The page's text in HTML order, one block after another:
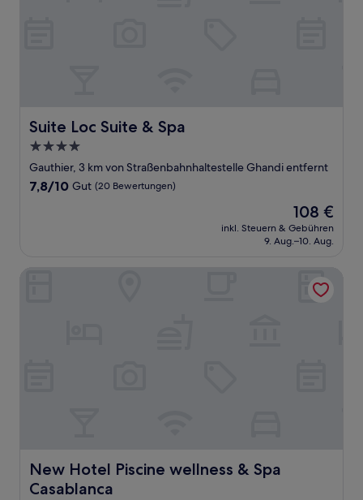
Suite Loc Suite & Spa
Suite Loc Suite & Spa
4.0-
Sterne-
Unterkunft
Gauthier, 3 km von Straßenbahnhaltestelle Ghandi entfernt
7.8
7,8/10 Gut (20 Bewertungen)
Der
Preis
beträgt
108 €
inkl. Steuern & Gebühren
9. Aug.–10. Aug.
New Hotel Piscine wellness & Spa
Casablanca
New Hotel Piscine wellness & Spa Casablanca